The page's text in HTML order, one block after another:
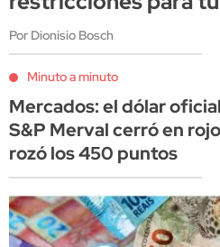
Por Dionisio Bosch
Minuto a minuto
Mercados: el dólar
S&P Merval cerró en
rozó los 450 puntos